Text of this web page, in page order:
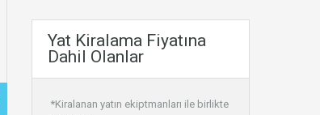
Yat Kiralama Fiyatına
Dahil Olanlar
*Kiralanan yatın ekiptmanları ile birlikte